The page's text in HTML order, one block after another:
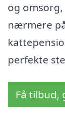
og
nærmere
perfekte
Få tilbud,